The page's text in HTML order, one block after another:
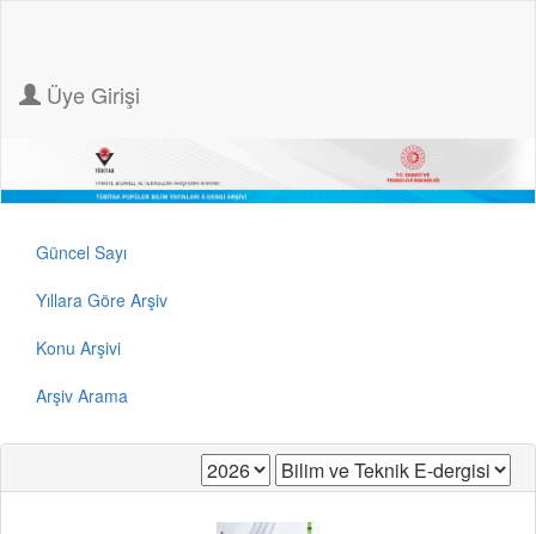
Üye Girişi
Güncel Sayı
Yıllara Göre Arşiv
Konu Arşivi
Arşiv Arama